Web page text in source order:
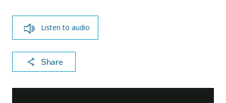
Listen to audio
Share
X
a
c k ai p